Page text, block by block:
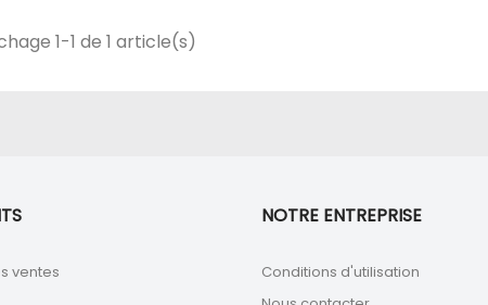
1-1 de 1 article(s)
ventes
NOTRE ENTREPRISE
Conditions d'utilisation